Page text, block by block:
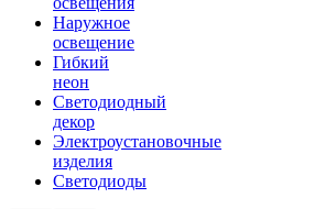
Наружное
освещение
Гибкий
неон
Светодиодный
декор
Электроустановочные
изделия
Светодиоды